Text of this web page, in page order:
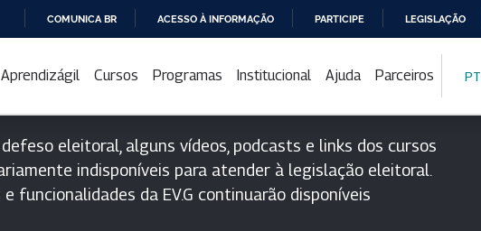
PARA
CONTEÚDO
COMUNICA BR ACESSO À INFORMAÇÃO PARTICIPE LEGISLAÇÃO
Aprendizágil Cursos Programas Institucional Ajuda Parceiros PT
eleitoral, alguns vídeos, podcasts e links dos cursos
indisponíveis para atender à legislação eleitoral.
funcionalidades da EV.G continuarão disponíveis